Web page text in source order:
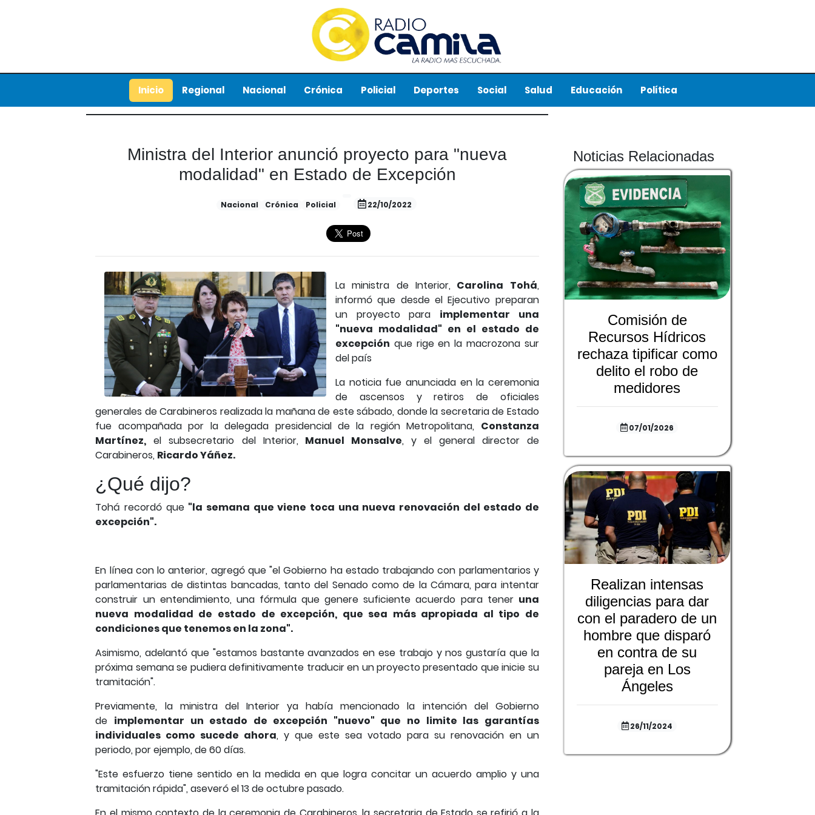
Inicio Regional Nacional Crónica Policial Deportes Social Salud Educación Política
Ministra del Interior anunció proyecto para "nueva
modalidad" en Estado de Excepción
Nacional Crónica Policial 22/10/2022
La ministra de Interior, Carolina Tohá,
informó que desde el Ejecutivo preparan
un proyecto para implementar una
"nueva modalidad" en el estado de
excepción que rige en la macrozona sur
del país
La noticia fue anunciada en la ceremonia
de ascensos y retiros de oficiales
generales de Carabineros realizada la mañana de este sábado, donde la secretaria de Estado
fue acompañada por la delegada presidencial de la región Metropolitana, Constanza
Martínez, el subsecretario del Interior, Manuel Monsalve, y el general director de
Carabineros, Ricardo Yáñez.
¿Qué dijo?
Tohá recordó que "la semana que viene toca una nueva renovación del estado de
excepción".
En línea con lo anterior, agregó que "el Gobierno ha estado trabajando con parlamentarios y
parlamentarias de distintas bancadas, tanto del Senado como de la Cámara, para intentar
construir un entendimiento, una fórmula que genere suficiente acuerdo para tener una
nueva modalidad de estado de excepción, que sea más apropiada al tipo de
condiciones que tenemos en la zona".
Asimismo, adelantó que "estamos bastante avanzados en ese trabajo y nos gustaría que la
próxima semana se pudiera definitivamente traducir en un proyecto presentado que inicie su
tramitación".
Previamente, la ministra del Interior ya había mencionado la intención del Gobierno
de implementar un estado de excepción "nuevo" que no limite las garantías
individuales como sucede ahora, y que este sea votado para su renovación en un
periodo, por ejemplo, de 60 días.
"Este esfuerzo tiene sentido en la medida en que logra concitar un acuerdo amplio y una
tramitación rápida", aseveró el 13 de octubre pasado.
Noticias Relacionadas
Comisión de
Recursos Hídricos
rechaza tipificar como
delito el robo de
medidores
07/01/2026
Realizan intensas
diligencias para dar
con el paradero de un
hombre que disparó
en contra de su
pareja en Los
Ángeles
26/11/2024